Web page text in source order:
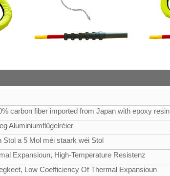
carbon fiber imported from Japan with epoxy resin
Aluminiumflügelréier
a 5 Mol méi staark wéi Stol
Expansioun, High-Temperature Resistenz
Low Coefficiency Of Thermal Expansioun